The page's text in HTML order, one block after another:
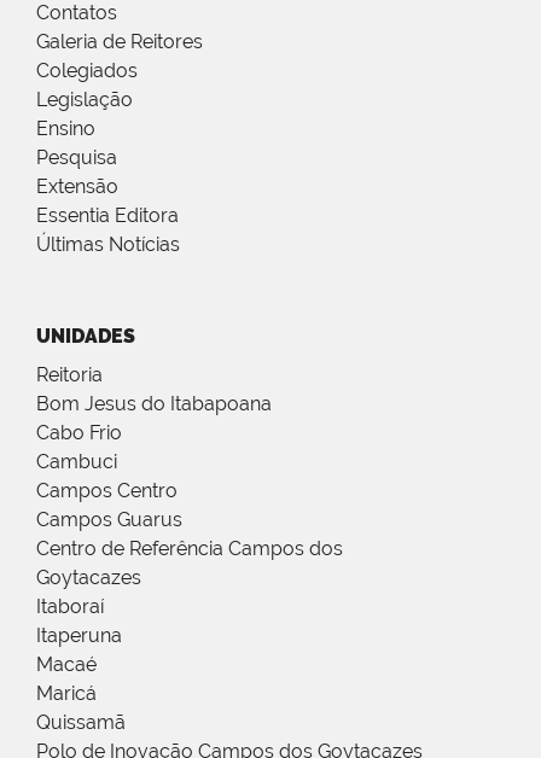
Contatos
Galeria de Reitores
Colegiados
Legislação
Ensino
Pesquisa
Extensão
Essentia Editora
Últimas Notícias
UNIDADES
Reitoria
Bom Jesus do Itabapoana
Cabo Frio
Cambuci
Campos Centro
Campos Guarus
Centro de Referência Campos dos
Goytacazes
Itaboraí
Itaperuna
Macaé
Maricá
Quissamã
Polo de Inovação Campos dos Goytacazes